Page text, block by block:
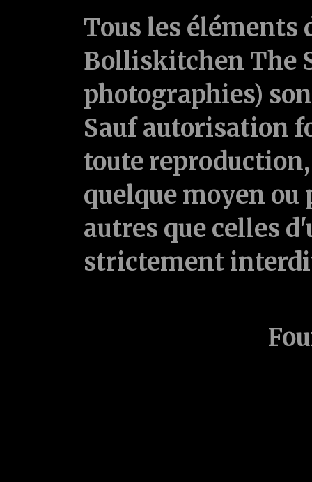
Tous les
Bolliskitchen The
photographies)
Sauf autorisation
toute
quelque moyen ou
autres que celles
strictement